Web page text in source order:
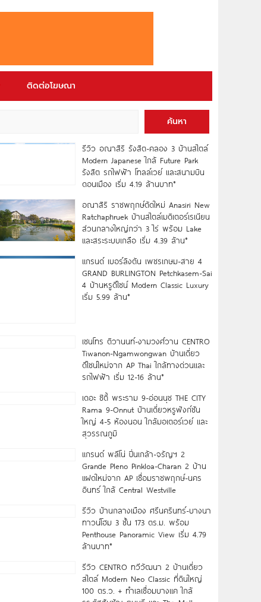
ติดต่อโฆษณา
ค้นหา
รีวิว อณาสิริ รังสิต-คลอง 3 บ้านสไตล์
Modern Japanese ใกล้ Future Park
รังสิต รถไฟฟ้า โทลล์เวย์ และสนามบิน
ดอนเมือง เริ่ม 4.19 ล้านบาท*
อณาสิริ ราชพฤกษ์ตัดใหม่ Anasiri New
Ratchaphruek บ้านสไตล์เมดิเตอร์เรเนียน
ส่วนกลางใหญ่กว่า 3 ไร่ พร้อม Lake
และสระระบบเกลือ เริ่ม 4.39 ล้าน*
แกรนด์ เบอร์ลิงตัน เพชรเกษม-สาย 4
GRAND BURLINGTON Petchkasem-Sai
4 บ้านหรูดีไซน์ Modern Classic Luxury
เริ่ม 5.99 ล้าน*
เซนโทร ติวานนท์-งามวงศ์วาน CENTRO
Tiwanon-Ngamwongwan บ้านเดี่ยว
ดีไซน์ใหม่จาก AP Thai ใกล้ทางด่วนและ
รถไฟฟ้า เริ่ม 12-16 ล้าน*
เดอะ ซิตี้ พระราม 9-อ่อนนุช THE CITY
Rama 9-Onnut บ้านเดี่ยวหรูฟังก์ชัน
ใหญ่ 4-5 ห้องนอน ใกล้มอเตอร์เวย์ และ
สุวรรณภูมิ
แกรนด์ พลีโน่ ปิ่นเกล้า-จรัญฯ 2
Grande Pleno Pinkloa-Charan 2 บ้าน
แฝดใหม่จาก AP เชื่อมราชพฤกษ์-นคร
อินทร์ ใกล้ Central Westville
รีวิว บ้านกลางเมือง ศรีนครินทร์-บางนา
ทาวน์โฮม 3 ชั้น 173 ตร.ม. พร้อม
Penthouse Panoramic View เริ่ม 4.79
ล้านบาท*
รีวิว CENTRO ทวีวัฒนา 2 บ้านเดี่ยว
สไตล์ Modern Neo Classic ที่ดินใหญ่
100 ตร.ว. + ทำเลเชื่อมบางแค ใกล้